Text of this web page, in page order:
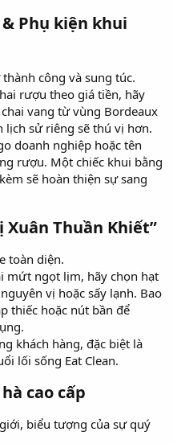
Phụ kiện khui
công và sung túc.
rượu theo giá tiền, hãy
vang từ vùng Bordeaux
lịch sử riêng sẽ thú vị hơn.
doanh nghiệp hoặc tên
rượu. Một chiếc khui bằng
sẽ hoàn thiện sự sang
Thuần Khiết”​
toàn diện.
mứt ngọt lịm, hãy chọn hạt
vị hoặc sấy lạnh. Bao
thiếc hoặc nút bần để
khách hàng, đặc biệt là
lối sống Eat Clean.
cao cấp​
giới, biểu tượng của sự quý